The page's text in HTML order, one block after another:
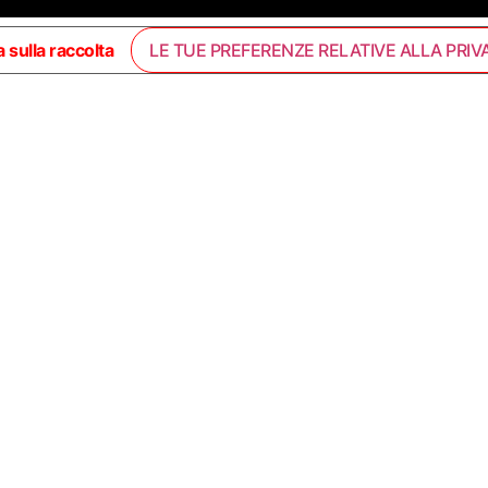
sulla raccolta LE TUE PREFERENZE RELATIVE ALLA